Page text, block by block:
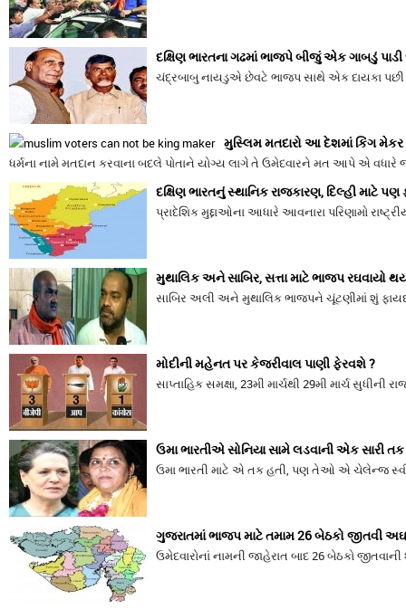
દક્ષિણ ભારતના ગઢમાં ભાજપે બીજું એક ગાબડું પાડી
ચંદ્રબાબુ નાયડુએ છેવટે ભાજપ સાથે એક દાયકા પછી
મુસ્લિમ મતદારો આ દેશમાં કિંગ
ધર્મના નામે મતદાન કરવાના બદલે પોતાને યોગ્ય લાગે તે ઉમેદવારને મત આપે એ વધારે
દક્ષિણ ભારતનું સ્થાનિક રાજકારણ, દિલ્હી માટે
પ્રાદેશિક મુદ્દાઓના આધારે આવનારા પરિણામો
મુથાલિક અને સાબિર, સત્તા માટે ભાજપ રઘવાયો
સાબિર અલી અને મુથાલિક ભાજપને ચૂંટણીમાં શું
મોદીની મહેનત પર કેજરીવાલ પાણી ફેરવશે ?
સાપ્તાહિક સમક્ષા, 23મી માર્ચથી 29મી માર્ચ સુધીની
ઉમા ભારતીએ સોનિયા સામે લડવાની એક સારી તક
ઉમા ભારતી માટે એ તક હતી, પણ તેઓ એ ચેલેન્જ
ગુજરાતમાં ભાજપ માટે તમામ 26 બેઠકો જીતવી
ઉમેદવારોનાં નામની જાહેરાત બાદ 26 બેઠકો